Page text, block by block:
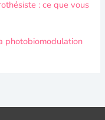
: ce que vous
photobiomodulation